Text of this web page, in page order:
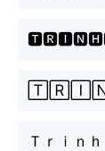
Ｔｒｉｎ